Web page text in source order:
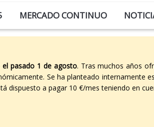
MERCADO CONTINUO
el pasado 1 de agosto. Tras muchos años
Se ha planteado internamente
dispuesto a pagar 10 €/mes teniendo en